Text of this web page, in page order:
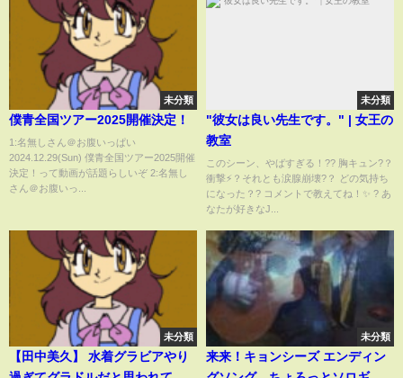
未分類
僕青全国ツアー2025開催決定！
1:名無しさん＠お腹いっぱい
2024.12.29(Sun) 僕青全国ツアー2025開催
決定！って動画が話題らしいぞ 2:名無し
さん＠お腹いっ...
未分類
"彼女は良い先生です。" | 女王の
教室
このシーン、やばすぎる！?? 胸キュン?？
衝撃⚡？それとも涙腺崩壊?？ どの気持ち
になった？? コメントで教えてね！✨ ? あ
なたが好きなJ...
未分類
【田中美久】 水着グラビアやり
未分類
来来！キョンシーズ エンディン